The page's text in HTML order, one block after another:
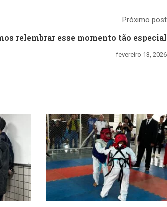
Próximo post
relembrar esse momento tão especial
fevereiro 13, 2026